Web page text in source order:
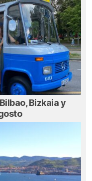
Bizkaia y